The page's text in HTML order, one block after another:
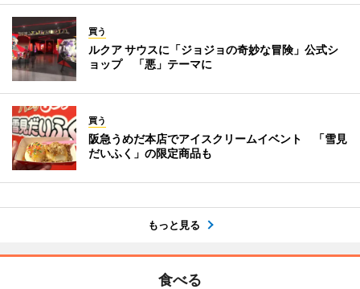
買う
ルクア サウスに「ジョジョの奇妙な冒険」公式シ
ョップ 「悪」テーマに
買う
阪急うめだ本店でアイスクリームイベント 「雪見
だいふく」の限定商品も
もっと見る
食べる